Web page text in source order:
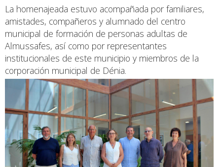
La homenajeada estuvo acompañada por familiares,
amistades, compañeros y alumnado del centro
municipal de formación de personas adultas de
Almussafes, así como por representantes
institucionales de este municipio y miembros de la
corporación municipal de Dénia.